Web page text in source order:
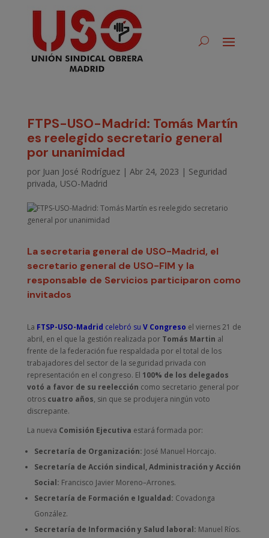
FTPS-USO-Madrid: Tomás Martín
es reelegido secretario general
por unanimidad
por Juan José Rodríguez| Abr 24, 2023 | Seguridad
privada, USO-Madrid
La secretaria general de USO-Madrid, el
secretario general de USO-FIM y la
responsable de Servicios participaron como
invitados
La FTSP-USO-Madrid celebró su V Congreso el viernes 21 de
abril, en el que la gestión realizada por Tomás Martin al
frente de la federación fue respaldada por el total de los
trabajadores del sector de la seguridad privada con
representación en el congreso. El 100% de los delegados
votó a favor de su reelección como secretario general por
otros cuatro años, sin que se produjera ningún voto
discrepante.
La nueva Comisión Ejecutiva estará formada por:
Secretaría de Organización: José Manuel Horcajo.
Secretaría de Acción sindical, Administración y Acción
Social: Francisco Javier Moreno–Arrones.
Secretaría de Formación e Igualdad: Covadonga
González.
Secretaría de Información y Salud laboral: Manuel Ríos.